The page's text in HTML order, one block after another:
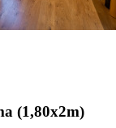
(1,80x2m)